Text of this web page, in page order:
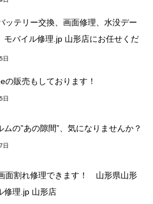
ッテリー交換、画面修理、水没デー
モバイル修理.jp 山形店にお任せくだ
日
の販売もしております！
日
ムの”あの隙間”、気になりませんか？
日
面割れ修理できます！ 山形県山形
修理.jp 山形店